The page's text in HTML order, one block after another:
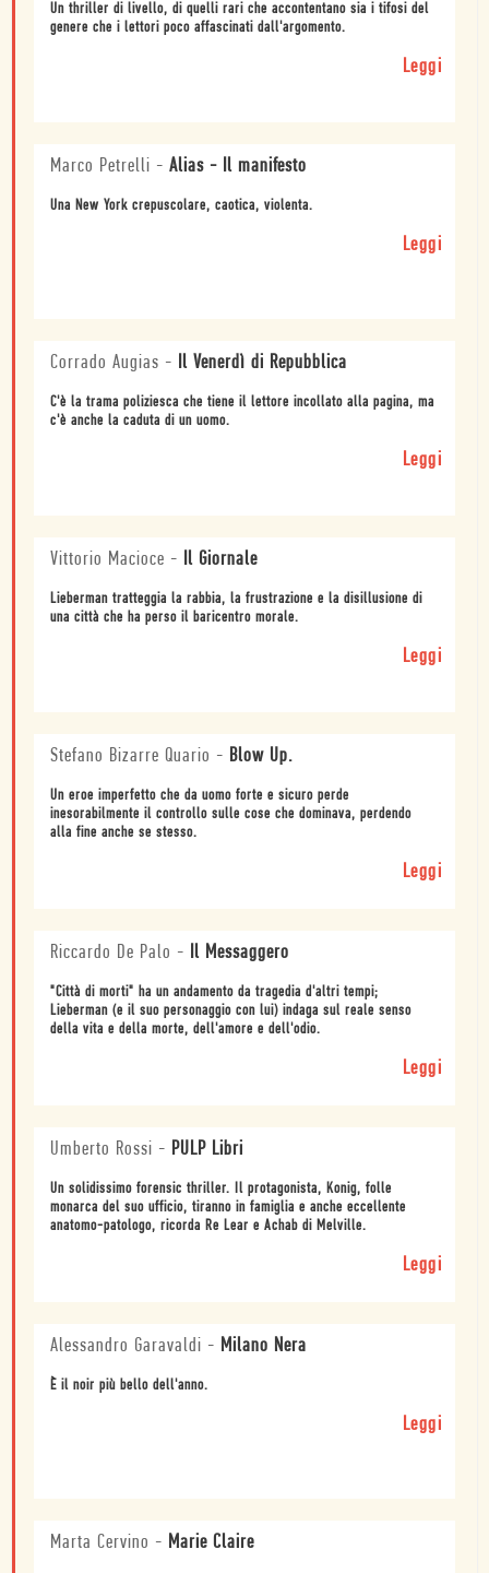
Un thriller di livello, di quelli rari che accontentano sia i tifosi del
genere che i lettori poco affascinati dall'argomento.
Leggi
Marco Petrelli - Alias - Il manifesto
Una New York crepuscolare, caotica, violenta.
Leggi
Corrado Augias - Il Venerdì di Repubblica
C'è la trama poliziesca che tiene il lettore incollato alla pagina, ma
c'è anche la caduta di un uomo.
Leggi
Vittorio Macioce - Il Giornale
Lieberman tratteggia la rabbia, la frustrazione e la disillusione di
una città che ha perso il baricentro morale.
Leggi
Stefano Bizarre Quario - Blow Up.
Un eroe imperfetto che da uomo forte e sicuro perde
inesorabilmente il controllo sulle cose che dominava, perdendo
alla fine anche se stesso.
Leggi
Riccardo De Palo - Il Messaggero
"Città di morti" ha un andamento da tragedia d'altri tempi;
Lieberman (e il suo personaggio con lui) indaga sul reale senso
della vita e della morte, dell'amore e dell'odio.
Leggi
Umberto Rossi - PULP Libri
Un solidissimo forensic thriller. Il protagonista, Konig, folle
monarca del suo ufficio, tiranno in famiglia e anche eccellente
anatomo-patologo, ricorda Re Lear e Achab di Melville.
Leggi
Alessandro Garavaldi - Milano Nera
È il noir più bello dell'anno.
Leggi
Marta Cervino - Marie Claire